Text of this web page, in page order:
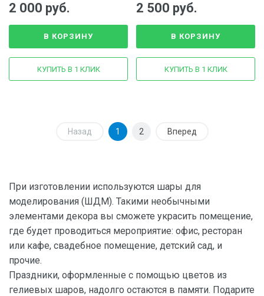
2 000 руб.
В КОРЗИНУ
КУПИТЬ В 1 КЛИК
2 500 руб.
В КОРЗИНУ
КУПИТЬ В 1 КЛИК
Назад 1 2 Вперед
При изготовлении используются шары для
моделирования (ШДМ). Такими необычными
элементами декора вы сможете украсить помещение,
где будет проводиться мероприятие: офис, ресторан
или кафе, свадебное помещение, детский сад, и
прочие.
Праздники, оформленные с помощью цветов из
гелиевых шаров, надолго остаются в памяти. Подарите